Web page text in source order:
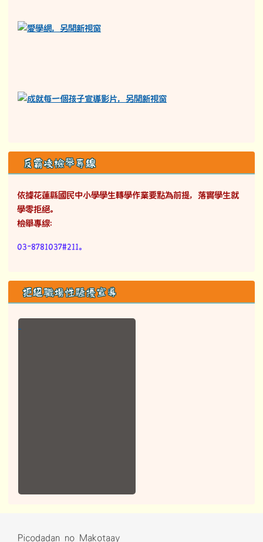
反霸凌檢舉專線
依據花蓮縣國民中小學學生轉學作業要點為前提，落實學生就
學零拒絕。
檢舉專線：
03-8781037#211。
拒絕職場性騷擾宣導
Picodadan no Makotaay